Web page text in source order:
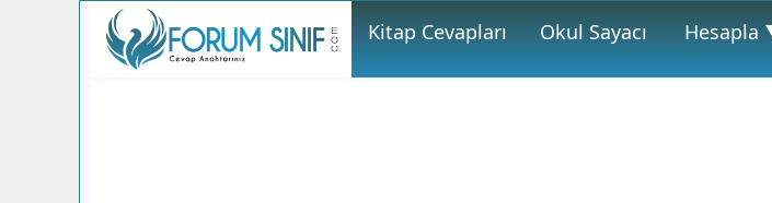
Kitap Cevapları Okul Sayacı Hesapla